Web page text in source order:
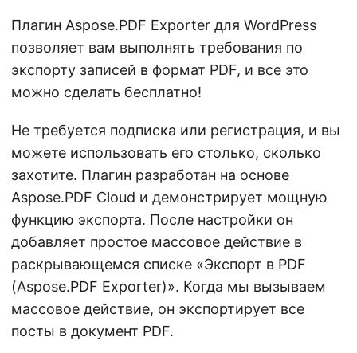
Плагин Aspose.PDF Exporter для WordPress
позволяет вам выполнять требования по
экспорту записей в формат PDF, и все это
можно сделать бесплатно!
Не требуется подписка или регистрация, и вы
можете использовать его столько, сколько
захотите. Плагин разработан на основе
Aspose.PDF Cloud и демонстрирует мощную
функцию экспорта. После настройки он
добавляет простое массовое действие в
раскрывающемся списке «Экспорт в PDF
(Aspose.PDF Exporter)». Когда мы вызываем
массовое действие, он экспортирует все
посты в документ PDF.